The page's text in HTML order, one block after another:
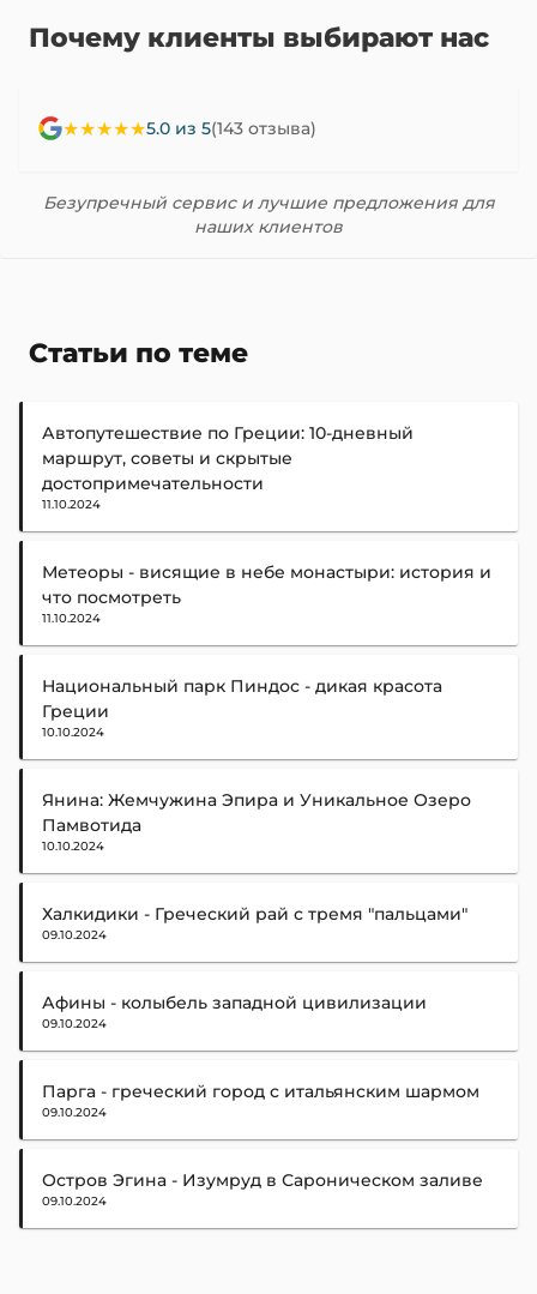
Почему клиенты выбирают нас
★★★★★5.0 из 5(143 отзыва)
Безупречный сервис и лучшие предложения для
наших клиентов
Статьи по теме
Автопутешествие по Греции: 10-дневный
маршрут, советы и скрытые
достопримечательности
11.10.2024
Метеоры - висящие в небе монастыри: история и
что посмотреть
11.10.2024
Национальный парк Пиндос - дикая красота
Греции
10.10.2024
Янина: Жемчужина Эпира и Уникальное Озеро
Памвотида
10.10.2024
Халкидики - Греческий рай с тремя "пальцами"
09.10.2024
Афины - колыбель западной цивилизации
09.10.2024
Парга - греческий город с итальянским шармом
09.10.2024
Остров Эгина - Изумруд в Сароническом заливе
09.10.2024